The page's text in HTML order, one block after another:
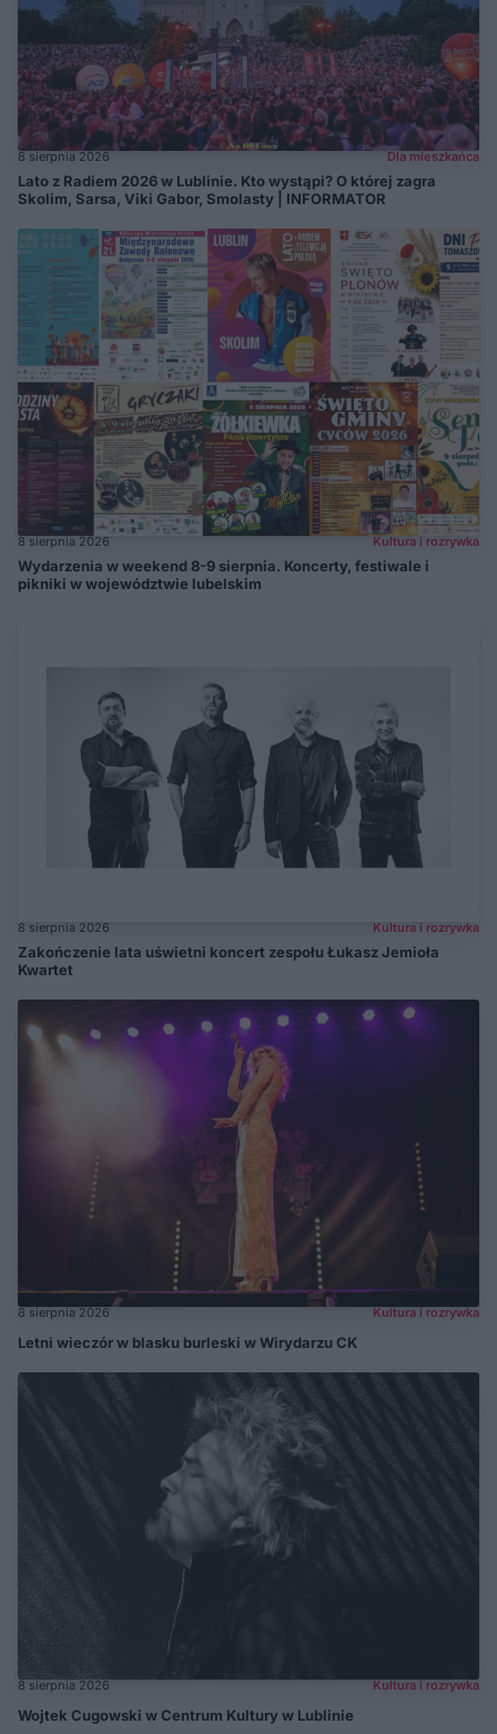
8 sierpnia 2026 Dla mieszkańca
Lato z Radiem 2026 w Lublinie. Kto wystąpi? O której zagra
Skolim, Sarsa, Viki Gabor, Smolasty | INFORMATOR
8 sierpnia 2026 Kultura i rozrywka
Wydarzenia w weekend 8-9 sierpnia. Koncerty, festiwale i
pikniki w województwie lubelskim
8 sierpnia 2026 Kultura i rozrywka
Zakończenie lata uświetni koncert zespołu Łukasz Jemioła
Kwartet
8 sierpnia 2026 Kultura i rozrywka
Letni wieczór w blasku burleski w Wirydarzu CK
8 sierpnia 2026 Kultura i rozrywka
Wojtek Cugowski w Centrum Kultury w Lublinie